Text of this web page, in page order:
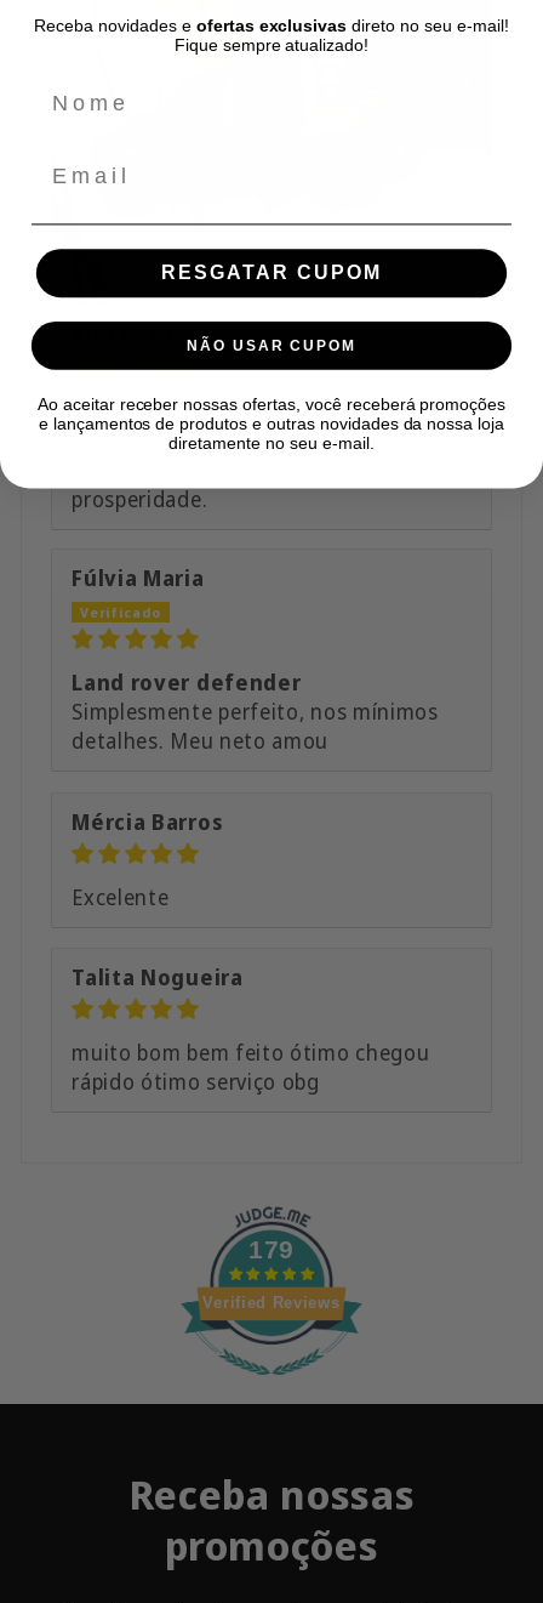
Obrigado carro muito legal. Detalhes
de alta qualidade. Meu sobrinho ficará
prosperidade.
Fúlvia Maria
Land rover defender
Simplesmente perfeito, nos mínimos
detalhes. Meu neto amou
Mércia Barros
Excelente
Talita Nogueira
muito bom bem feito ótimo chegou
rápido ótimo serviço obg
179
Verified Reviews
Receba nossas
promoções
Receba novidades e ofertas exclusivas direto no seu e-mail!
Fique sempre atualizado!
RESGATAR CUPOM
NÃO USAR CUPOM
Ao aceitar receber nossas ofertas, você receberá promoções
e lançamentos de produtos e outras novidades da nossa loja
diretamente no seu e-mail.